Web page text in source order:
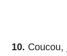
10. Coucou,